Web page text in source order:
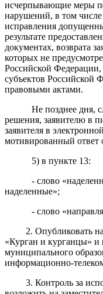
исчерпывающие меры
нарушений, в том
исправления
результате
документах, возврата
которых не
Российской
субъектов
правовыми актами.
Не позднее дня,
решения, заявителю в
заявителя в
мотивированный ответ
5) в пункте 13:
- слово
наделенные»;
- слово
2. Опубликовать
«Курган и курганцы» и
муниципального
информационно-
3. Контроль за ис